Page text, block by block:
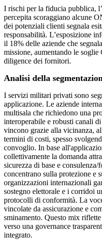
I rischi per la fiducia pubblica,
percepita scoraggiano alcune
dei potenziali clienti segnala
responsabilità. L’esposizione
il 18% delle aziende che
missione, aumentando le
diligence dei fornitori.
Analisi della
I servizi militari privati ​​sono
applicazione. Le aziende
multisala che richiedono una
interoperabile e robusti canali
vincono grazie alla vicinanza,
termini di costi, spesso
convoglio. In base
collettivamente la domanda
sicurezza di base e
concentrano sulla protezione e
organizzazioni internazionali
sostegno elettorale e i corridoi
protocolli di conformità. La
vincolate da assicurazione e
sminamento. Questo mix
verso una governance
integrato.